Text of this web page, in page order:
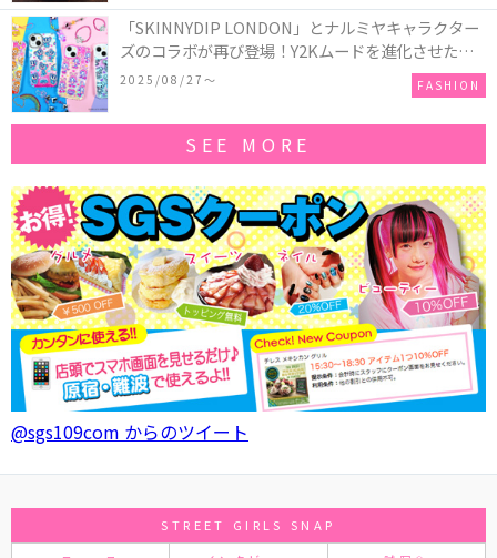
「SKINNYDIP LONDON」とナルミヤキャラクター
ズのコラボが再び登場！Y2Kムードを進化させた新
作コレクションを発売♪
2025/08/27〜 FASHION
SEE MORE
@sgs109com からのツイート
STREET GIRLS SNAP